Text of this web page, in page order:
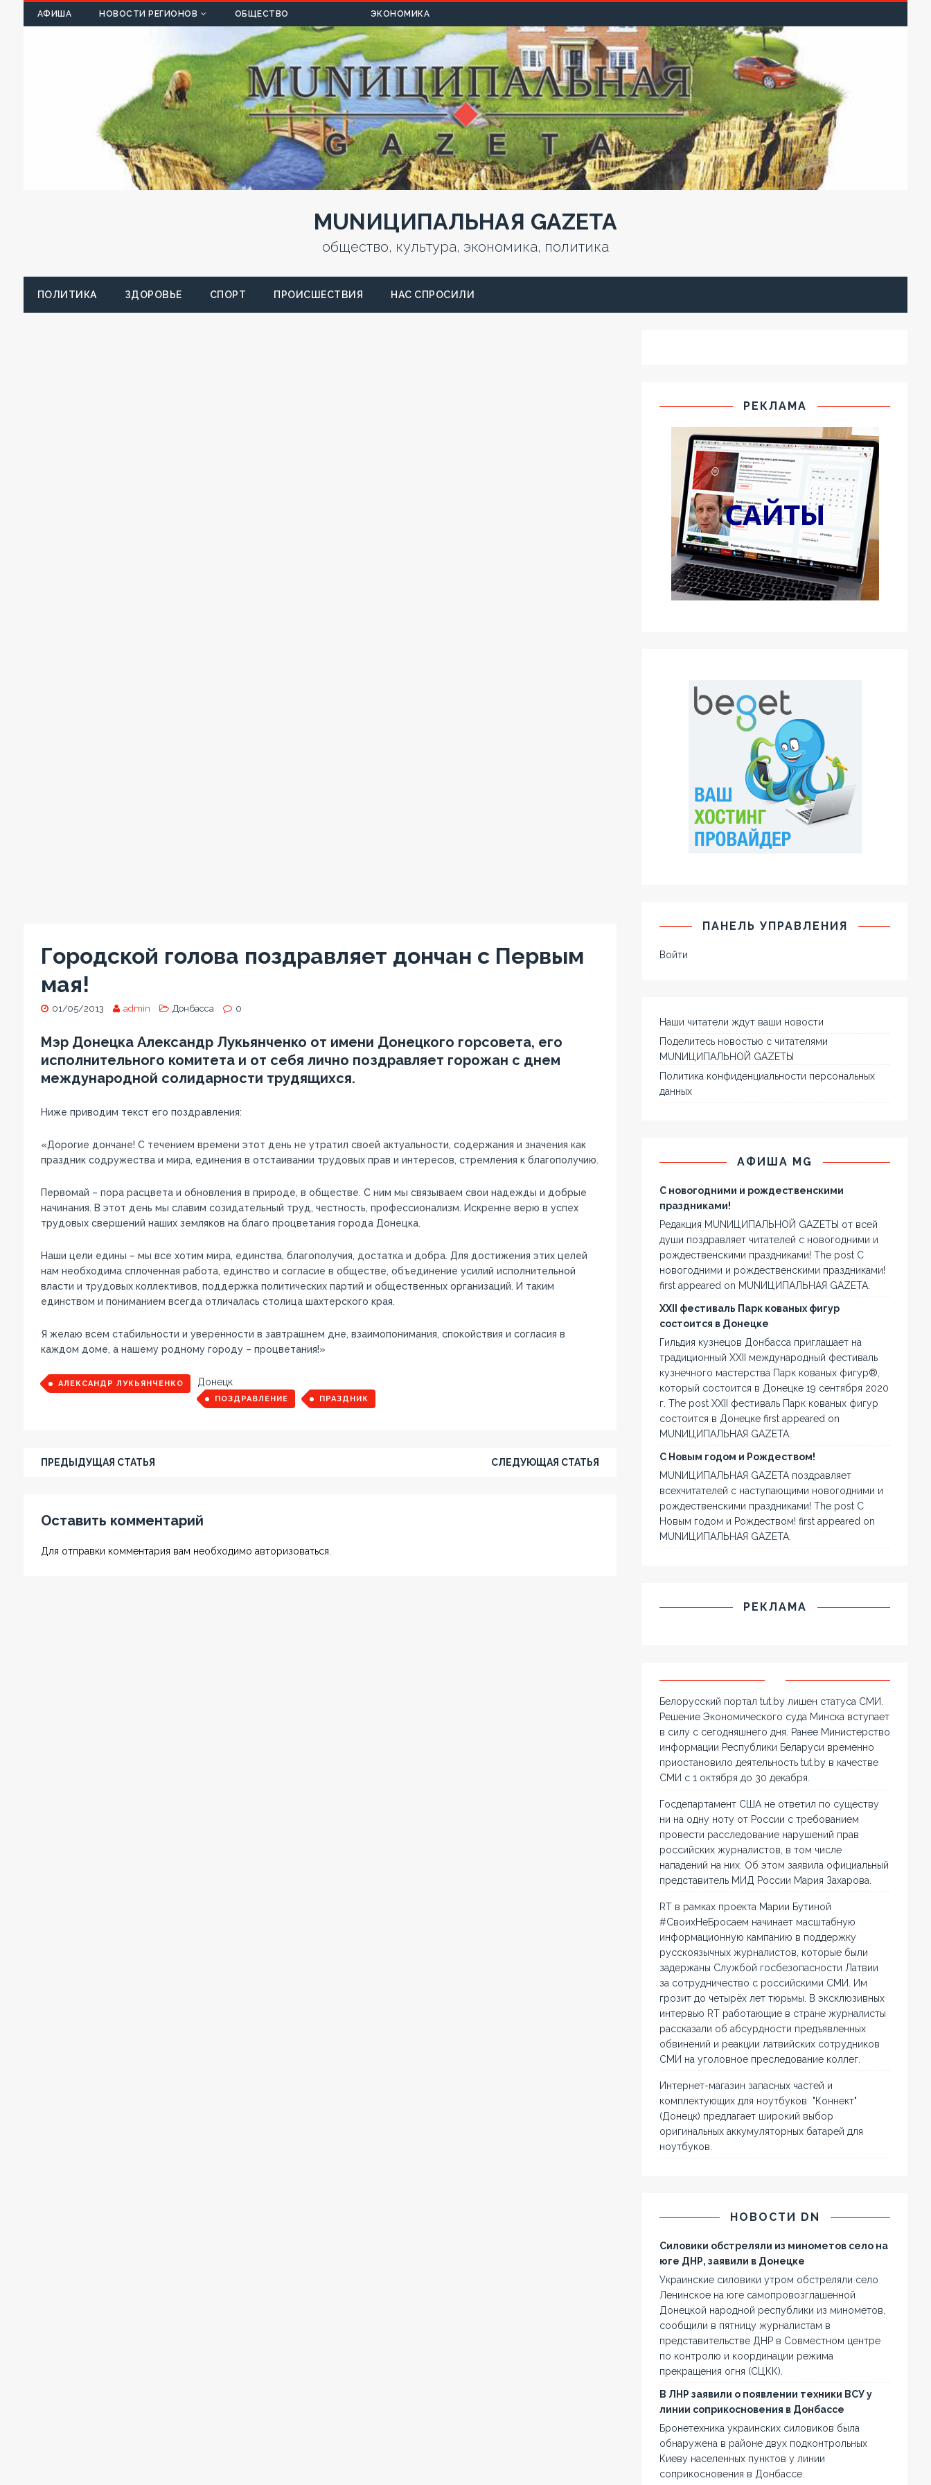
АФИША НОВОСТИ РЕГИОНОВ ОБЩЕСТВО ЭКОНОМИКА
MUNИЦИПАЛЬНАЯ GAZЕТА
общество, культура, экономика, политика
ПОЛИТИКА ЗДОРОВЬЕ СПОРТ ПРОИСШЕСТВИЯ НАС СПРОСИЛИ
Городской голова поздравляет дончан с Первым
мая!
01/05/2013 admin Донбасса 0
Мэр Донецка Александр Лукьянченко от имени Донецкого горсовета, его
исполнительного комитета и от себя лично поздравляет горожан с днем
международной солидарности трудящихся.
Ниже приводим текст его поздравления:
«Дорогие дончане! С течением времени этот день не утратил своей актуальности, содержания и значения как
праздник содружества и мира, единения в отстаивании трудовых прав и интересов, стремления к благополучию.
Первомай – пора расцвета и обновления в природе, в обществе. С ним мы связываем свои надежды и добрые
начинания. В этот день мы славим созидательный труд, честность, профессионализм. Искренне верю в успех
трудовых свершений наших земляков на благо процветания города Донецка.
Наши цели едины – мы все хотим мира, единства, благополучия, достатка и добра. Для достижения этих целей
нам необходима сплоченная работа, единство и согласие в обществе, объединение усилий исполнительной
власти и трудовых коллективов, поддержка политических партий и общественных организаций. И таким
единством и пониманием всегда отличалась столица шахтерского края.
Я желаю всем стабильности и уверенности в завтрашнем дне, взаимопонимания, спокойствия и согласия в
каждом доме, а нашему родному городу – процветания!»
АЛЕКСАНДР ЛУКЬЯНЧЕНКО Донецк
ПОЗДРАВЛЕНИЕ ПРАЗДНИК
ПРЕДЫДУЩАЯ СТАТЬЯ СЛЕДУЮЩАЯ СТАТЬЯ
Оставить комментарий
Для отправки комментария вам необходимо авторизоваться.
РЕКЛАМА
ПАНЕЛЬ УПРАВЛЕНИЯ
Войти
Наши читатели ждут ваши новости
Поделитесь новостью с читателями
MUNИЦИПАЛЬНОЙ GAZЕТЫ
Политика конфиденциальности персональных
данных
АФИША MG
С новогодними и рождественскими
праздниками!
Редакция MUNИЦИПАЛЬНОЙ GAZЕТЫ от всей
души поздравляет читателей с новогодними и
рождественскими праздниками! The post С
новогодними и рождественскими праздниками!
first appeared on MUNИЦИПАЛЬНАЯ GAZЕТА.
XXII фестиваль Парк кованых фигур
состоится в Донецке
Гильдия кузнецов Донбасса приглашает на
традиционный XXII международный фестиваль
кузнечного мастерства Парк кованых фигур®,
который состоится в Донецке 19 сентября 2020
г. The post XXII фестиваль Парк кованых фигур
состоится в Донецке first appeared on
MUNИЦИПАЛЬНАЯ GAZЕТА.
С Новым годом и Рождеством!
MUNИЦИПАЛЬНАЯ GAZЕТА поздравляет
всехчитателей с наступающими новогодними и
рождественскими праздниками! The post С
Новым годом и Рождеством! first appeared on
MUNИЦИПАЛЬНАЯ GAZЕТА.
РЕКЛАМА
Белорусский портал tut.by лишен статуса СМИ.
Решение Экономического суда Минска вступает
в силу с сегодняшнего дня. Ранее Министерство
информации Республики Беларуси временно
приостановило деятельность tut.by в качестве
СМИ с 1 октября до 30 декабря.
Госдепартамент США не ответил по существу
ни на одну ноту от России с требованием
провести расследование нарушений прав
российских журналистов, в том числе
нападений на них. Об этом заявила официальный
представитель МИД России Мария Захарова.
RT в рамках проекта Марии Бутиной
#СвоихНеБросаем начинает масштабную
информационную кампанию в поддержку
русскоязычных журналистов, которые были
задержаны Службой госбезопасности Латвии
за сотрудничество с российскими СМИ. Им
грозит до четырёх лет тюрьмы. В эксклюзивных
интервью RT работающие в стране журналисты
рассказали об абсурдности предъявленных
обвинений и реакции латвийских сотрудников
СМИ на уголовное преследование коллег.
Интернет-магазин запасных частей и
комплектующих для ноутбуков "Коннект"
(Донецк) предлагает широкий выбор
оригинальных аккумуляторных батарей для
ноутбуков.
НОВОСТИ DN
Силовики обстреляли из минометов село на
юге ДНР, заявили в Донецке
Украинские силовики утром обстреляли село
Ленинское на юге самопровозглашенной
Донецкой народной республики из минометов,
сообщили в пятницу журналистам в
представительстве ДНР в Совместном центре
по контролю и координации режима
прекращения огня (СЦКК).
В ЛНР заявили о появлении техники ВСУ у
линии соприкосновения в Донбассе
Бронетехника украинских силовиков была
обнаружена в районе двух подконтрольных
Киеву населенных пунктов у линии
соприкосновения в Донбассе.